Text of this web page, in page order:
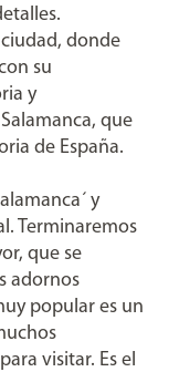
donde
su
y
que
de España.
y
Terminaremos
que se
adornos
popular es un
visitar. Es el